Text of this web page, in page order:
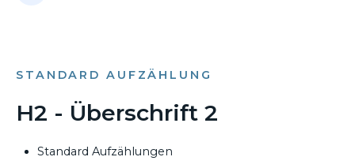
STANDARD AUFZÄHLUNG
H2 - Überschrift 2
Standard Aufzählungen